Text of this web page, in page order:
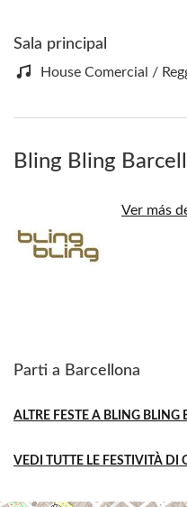
Sala principal
House Comercial /
Bling Bling
Ver más
Parti a Barcellona
ALTRE FESTE A BLING BLING
VEDI TUTTE LE FESTIVITÀ DI